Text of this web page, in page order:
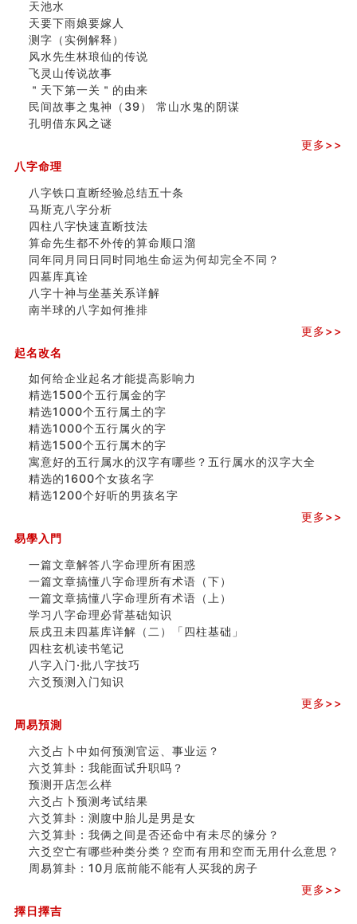
订婚就是定结婚日子吗
清朝慈禧太后命造 (名人八字淺析七）
玄空本义 (三)
飞灵山传说故事
命理解说：想请问什么时候能够遇到姻缘结婚？
商舖選址的風水講究 (下)
吉凶神跳上大运时的断法【四柱技巧】
家居常見風水形煞及化解方法 (一)
玄空本义 (二)
出现这几种面相桃花泛
寓意好的五行属水的汉字有哪些？五行属水的汉字大全
玄空本义 (一)
＂天下第一关＂的由来
无名指长的人有艺术天赋？手指长短能看出什么？
六爻測住宅風水 (三)
別再一知半解！正解住宅風水十大禁忌
《盲派命理》 ( 十六）
風水辟邪大全
天池水
天要下雨娘要嫁人
测字（实例解释）
风水先生林琅仙的传说
飞灵山传说故事
＂天下第一关＂的由来
民间故事之鬼神（39） 常山水鬼的阴谋
孔明借东风之谜
更多>>
八字命理
八字铁口直断经验总结五十条
马斯克八字分析
四柱八字快速直断技法
算命先生都不外传的算命顺口溜
同年同月同日同时同地生命运为何却完全不同？
四墓库真诠
八字十神与坐基关系详解
南半球的八字如何推排
更多>>
起名改名
如何给企业起名才能提高影响力
精选1500个五行属金的字
精选1000个五行属土的字
精选1000个五行属火的字
精选1500个五行属木的字
寓意好的五行属水的汉字有哪些？五行属水的汉字大全
精选的1600个女孩名字
精选1200个好听的男孩名字
更多>>
易學入門
一篇文章解答八字命理所有困惑
一篇文章搞懂八字命理所有术语（下）
一篇文章搞懂八字命理所有术语（上）
学习八字命理必背基础知识
辰戌丑未四墓库详解（二）「四柱基础」
四柱玄机读书笔记
八字入门·批八字技巧
六爻预测入门知识
更多>>
周易預測
六爻占卜中如何预测官运、事业运？
六爻算卦：我能面试升职吗？
预测开店怎么样
六爻占卜预测考试结果
六爻算卦：测腹中胎儿是男是女
六爻算卦：我俩之间是否还命中有未尽的缘分？
六爻空亡有哪些种类分类？空而有用和空而无用什么意思？
周易算卦：10月底前能不能有人买我的房子
更多>>
擇日擇吉